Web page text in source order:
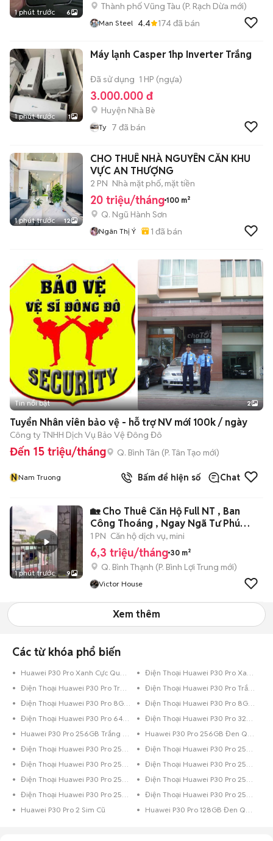
1 phút trước 6
Thành phố Vũng Tàu (P. Rạch Dừa mới)
Man Steel 4.4 174đã bán
1 phút trước 1
Máy lạnh Casper 1hp Inverter Trắng
Đã sử dụng 1 HP (ngựa)
3.000.000 đ
Huyện Nhà Bè
Ty 7 đã bán
1 phút trước 12
CHO THUÊ NHÀ NGUYÊN CĂN KHU
VỰC AN THƯỢNG
2 PN Nhà mặt phố, mặt tiền
20 triệu/tháng 100 m²
Q. Ngũ Hành Sơn
Ngân Thị Ý 1 đã bán
Tin nổi bật 2
Tuyển Nhân viên bảo vệ - hỗ trợ NV mới 100k / ngày
Công ty TNHH Dịch Vụ Bảo Vệ Đông Đô
Đến 15 triệu/tháng Q. Bình Tân (P. Tân Tạo mới)
NNam Truong Bấm để hiện số Chat
1 phút trước 9
🏡 Cho Thuê Căn Hộ Full NT , Ban
Công Thoáng , Ngay Ngã Tư Phú
Nhuận 🌹
1 PN Căn hộ dịch vụ, mini
6,3 triệu/tháng 30 m²
Q. Bình Thạnh (P. Bình Lợi Trung mới)
Victor House
Xem thêm
Các từ khóa phổ biến
Huawei P30 Pro Xanh Cực Quang Cũ
Điện Thoại Huawei P30 Pro Xanh Dương
Điện Thoại Huawei P30 Pro Trên 256GB Trắng
Điện Thoại Huawei P30 Pro Trắng
Điện Thoại Huawei P30 Pro 8GB Xanh Dương
Điện Thoại Huawei P30 Pro 8GB Trắng
Điện Thoại Huawei P30 Pro 64GB Đen
Điện Thoại Huawei P30 Pro 32GB Đỏ
Huawei P30 Pro 256GB Trắng Quốc Tế
Huawei P30 Pro 256GB Đen Quốc Tế
Điện Thoại Huawei P30 Pro 256GB Xanh Lá
Điện Thoại Huawei P30 Pro 256GB Xanh Dương
Điện Thoại Huawei P30 Pro 256GB Xám
Điện Thoại Huawei P30 Pro 256GB Vàng Hồng
Điện Thoại Huawei P30 Pro 256GB Trắng
Điện Thoại Huawei P30 Pro 256GB Đen Bóng
Điện Thoại Huawei P30 Pro 256GB Đen
Điện Thoại Huawei P30 Pro 256GB Bạc
Huawei P30 Pro 2 Sim Cũ
Huawei P30 Pro 128GB Đen Quốc Tế